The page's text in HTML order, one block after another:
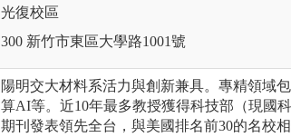
光復校區
300 新竹市東區大學路1001號
陽明交大材料系活力與創新兼具。專精領域
算AI等。近10年最多教授獲得科技部（現國
期刊發表領先全台，與美國排名前30的名校